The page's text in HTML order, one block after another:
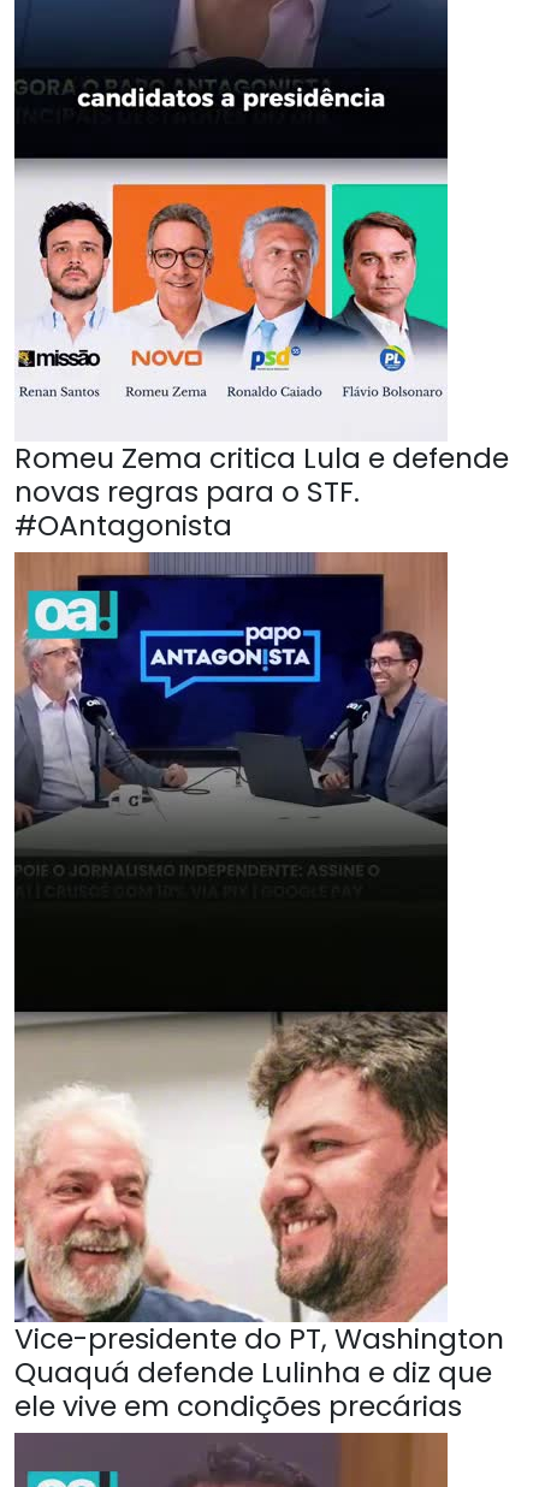
Romeu Zema critica Lula e defende
novas regras para o STF.
#OAntagonista
Vice-presidente do PT, Washington
Quaquá defende Lulinha e diz que
ele vive em condições precárias